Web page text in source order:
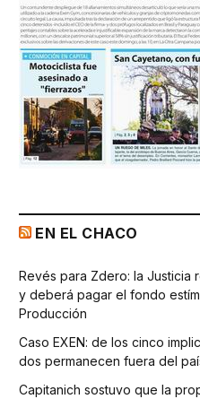
EN EL CHACO
Revés para Zdero: la Justicia
y deberá pagar el fondo
Producción
Caso EXEN: de los cinco
dos permanecen fuera del
Capitanich sostuvo que la